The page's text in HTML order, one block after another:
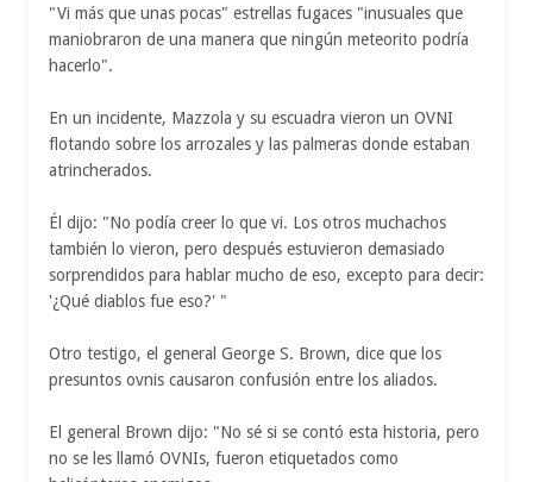
"Vi más que unas pocas" estrellas fugaces "inusuales que
maniobraron de una manera que ningún meteorito podría
hacerlo".
En un incidente, Mazzola y su escuadra vieron un OVNI
flotando sobre los arrozales y las palmeras donde estaban
atrincherados.
Él dijo: "No podía creer lo que vi. Los otros muchachos
también lo vieron, pero después estuvieron demasiado
sorprendidos para hablar mucho de eso, excepto para decir:
'¿Qué diablos fue eso?' "
Otro testigo, el general George S. Brown, dice que los
presuntos ovnis causaron confusión entre los aliados.
El general Brown dijo: "No sé si se contó esta historia, pero
no se les llamó OVNIs, fueron etiquetados como